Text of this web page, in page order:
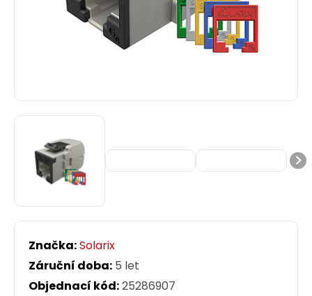
Značka:Solarix
Záruční doba: 5 let
Objednací kód:25286907